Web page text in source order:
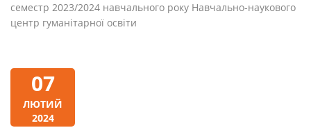
семестр 2023/2024 навчального року Навчально-наукового
центр гуманітарної освіти
07
ЛЮТИЙ
2024